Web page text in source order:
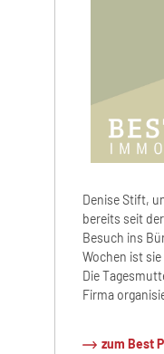
Denise Stift,
bereits seit
Besuch ins
Wochen ist
Die
Firma
zum Best